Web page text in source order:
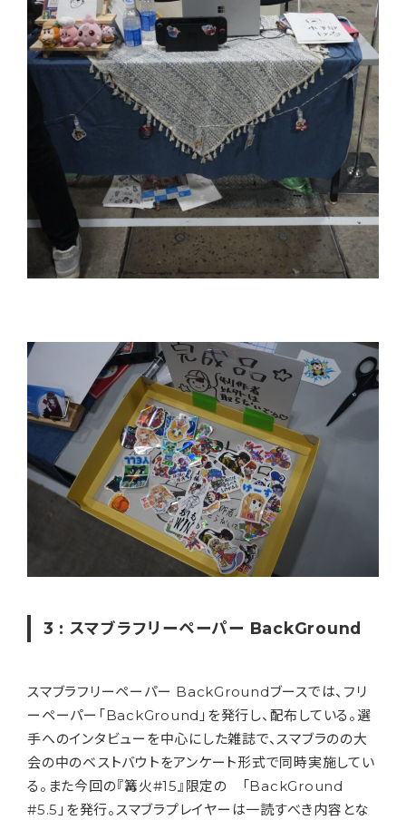
3 : スマブラフリーペーパー BackGround
スマブラフリーペーパー BackGroundブースでは、フリ
ーペーパー「BackGround」を発行し、配布している。選
手へのインタビューを中心にした雑誌で、スマブラのの大
会の中のベストバウトをアンケート形式で同時実施してい
る。また今回の『篝火#15』限定の 「BackGround
#5.5」を発行。スマブラプレイヤーは一読すべき内容とな